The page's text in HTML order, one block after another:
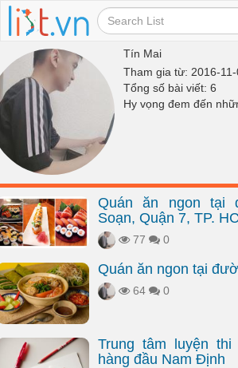
Tín Mai
Tham gia từ: 2016-
Tổng số bài viết: 6
Hy vọng đem đến
Quán ăn ngon tại
Soạn, Quận 7, TP.
77 0
Quán ăn ngon tại
64 0
Trung tâm luyện
hàng đầu Nam Định